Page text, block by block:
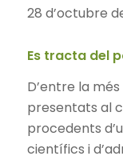
28 d’octubre
Es tracta del
D’entre la
presentats al
procedents
científics i